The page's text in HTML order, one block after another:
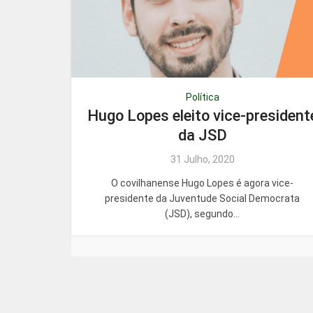
Política
Hugo Lopes eleito vice-
da JSD
31 Julho, 2020
O covilhanense Hugo Lopes é agora vice-
presidente da Juventude Social Democrata
(JSD), segundo...